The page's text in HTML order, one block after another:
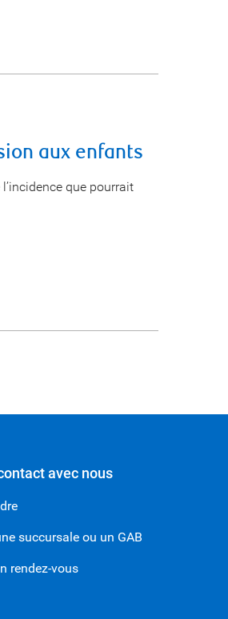
aux enfants
que pourrait
avec nous
succursale ou un GAB
rendez-vous